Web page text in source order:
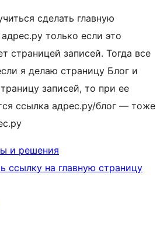
сделать главную
только если это
страницей записей. Тогда все
я делаю страницу Блог и
записей, то при ее
ссылка адрес.ру/блог — тоже
и решения
ссылку на главную страницу